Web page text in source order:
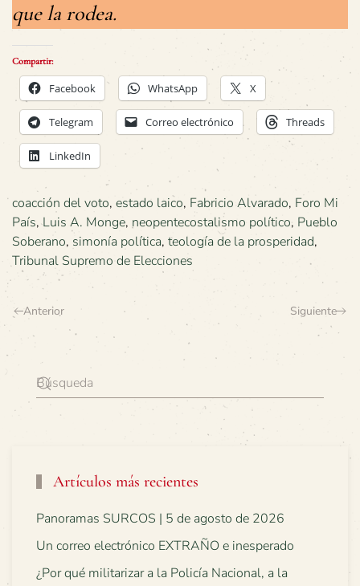
que la rodea.
Compartir:
Facebook WhatsApp X
Telegram Correo electrónico Threads
LinkedIn
coacción del voto, estado laico, Fabricio Alvarado, Foro Mi
País,Luis A. Monge, neopentecostalismo político, Pueblo
Soberano, simonía política, teología de la prosperidad,
Tribunal Supremo de Elecciones
Anterior Siguiente
Artículos más recientes
Panoramas SURCOS | 5 de agosto de 2026
Un correo electrónico EXTRAÑO e inesperado
¿Por qué militarizar a la Policía Nacional, a la